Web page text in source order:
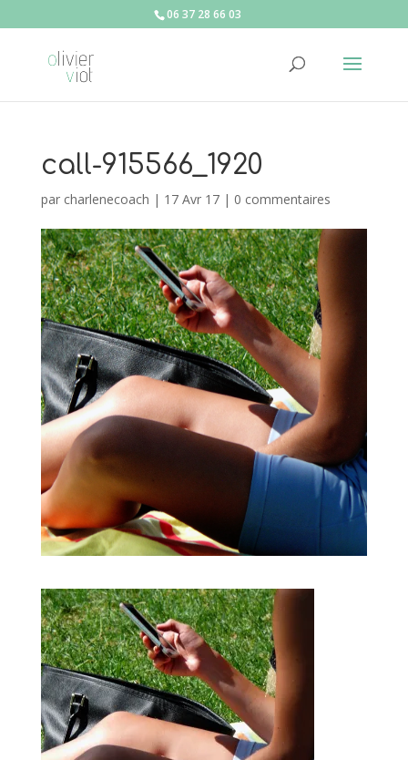
06 37 28 66 03
call-915566_1920
par charlenecoach | 17 Avr 17| 0 commentaires